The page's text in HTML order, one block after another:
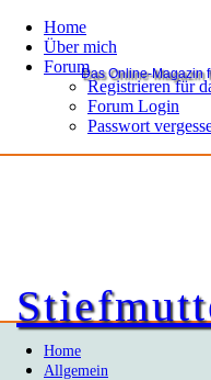
Home
Über mich
Forum
Registrieren für
Forum Login
Passwort
Das Online-Magazin
Home
Allgemein